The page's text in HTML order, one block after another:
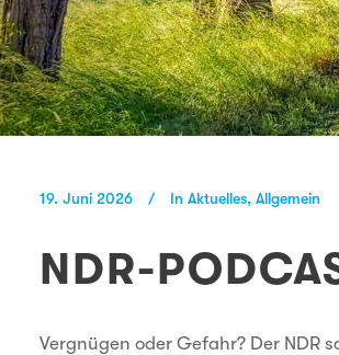
19. Juni 2026 In Aktuelles, Allgemein
NDR-
Vergnügen oder Gefahr? Der NDR